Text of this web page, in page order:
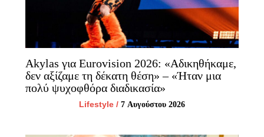
Akylas για Eurovision 2026: «Aδικηθήκαμε,
δεν αξίζαμε τη δέκατη θέση» – «Ήταν μια
πολύ ψυχοφθόρα διαδικασία»
Lifestyle / 7 Αυγούστου 2026